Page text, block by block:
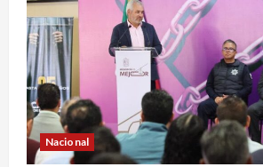
Nacional